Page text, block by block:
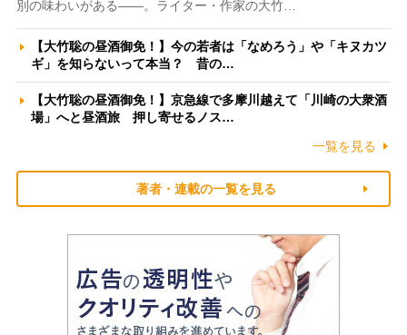
別の味わいがある――。ライター・作家の大竹…
【大竹聡の昼酒御免！】今の若者は「なめろう」や「キヌカツ
ギ」を知らないって本当？ 昔の…
【大竹聡の昼酒御免！】京急線で多摩川越えて「川崎の大衆酒
場」へと昼酒旅 押し寄せるノス…
一覧を見る
著者・連載の一覧を見る